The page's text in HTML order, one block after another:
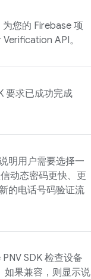
您的 Firebase 项
Verification API。
要求已成功完成
明用户需要选择一
动态密码更快、更
的电话号码验证流
PNVSDK 检查设备
如果兼容，则显示说